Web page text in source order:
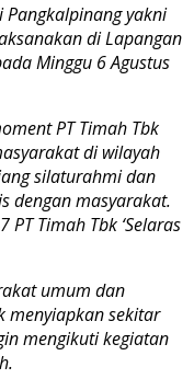
Pangkalpinang yakni
di Lapangan
Minggu 6 Agustus
PT Timah Tbk
di wilayah
silaturahmi dan
dengan masyarakat.
Timah Tbk ‘Selaras
umum dan
menyiapkan sekitar
mengikuti kegiatan